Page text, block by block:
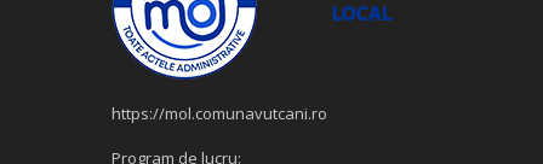
https://mol.comunavutcani.ro
Program de lucru: